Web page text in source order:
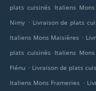
plats cuisinés Italiens Mons
Nimy . Livraison de plats
Italiens Mons Maisières .
plats cuisinés Italiens
Flénu . Livraison de plats
Italiens Mons Frameries .